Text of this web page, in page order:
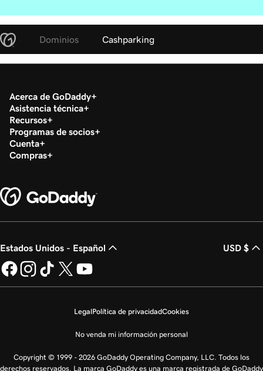
Dominios Cashparking
Acerca de GoDaddy
Asistencia técnica
Recursos
Programas de socios
Cuenta
Compras
Estados Unidos - Español USD $
LegalPolítica de privacidadCookies
No venda mi información personal
Copyright © 1999 - 2026 GoDaddy Operating Company, LLC. Todos los
derechos reservados. La marca GoDaddy es una marca registrada de GoDaddy